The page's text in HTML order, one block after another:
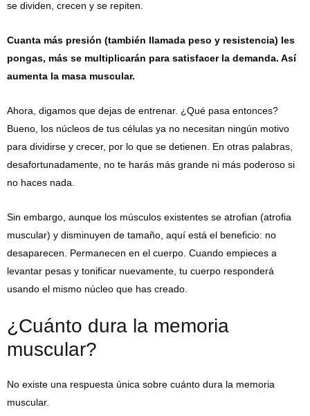
se dividen, crecen y se repiten.
Cuanta más presión (también llamada peso y resistencia) les
pongas, más se multiplicarán para satisfacer la demanda. Así
aumenta la masa muscular.
Ahora, digamos que dejas de entrenar. ¿Qué pasa entonces?
Bueno, los núcleos de tus células ya no necesitan ningún motivo
para dividirse y crecer, por lo que se detienen. En otras palabras,
desafortunadamente, no te harás más grande ni más poderoso si
no haces nada.
Sin embargo, aunque los músculos existentes se atrofian (atrofia
muscular) y disminuyen de tamaño, aquí está el beneficio: no
desaparecen. Permanecen en el cuerpo. Cuando empieces a
levantar pesas y tonificar nuevamente, tu cuerpo responderá
usando el mismo núcleo que has creado.
¿Cuánto dura la memoria
muscular?
No existe una respuesta única sobre cuánto dura la memoria
muscular.